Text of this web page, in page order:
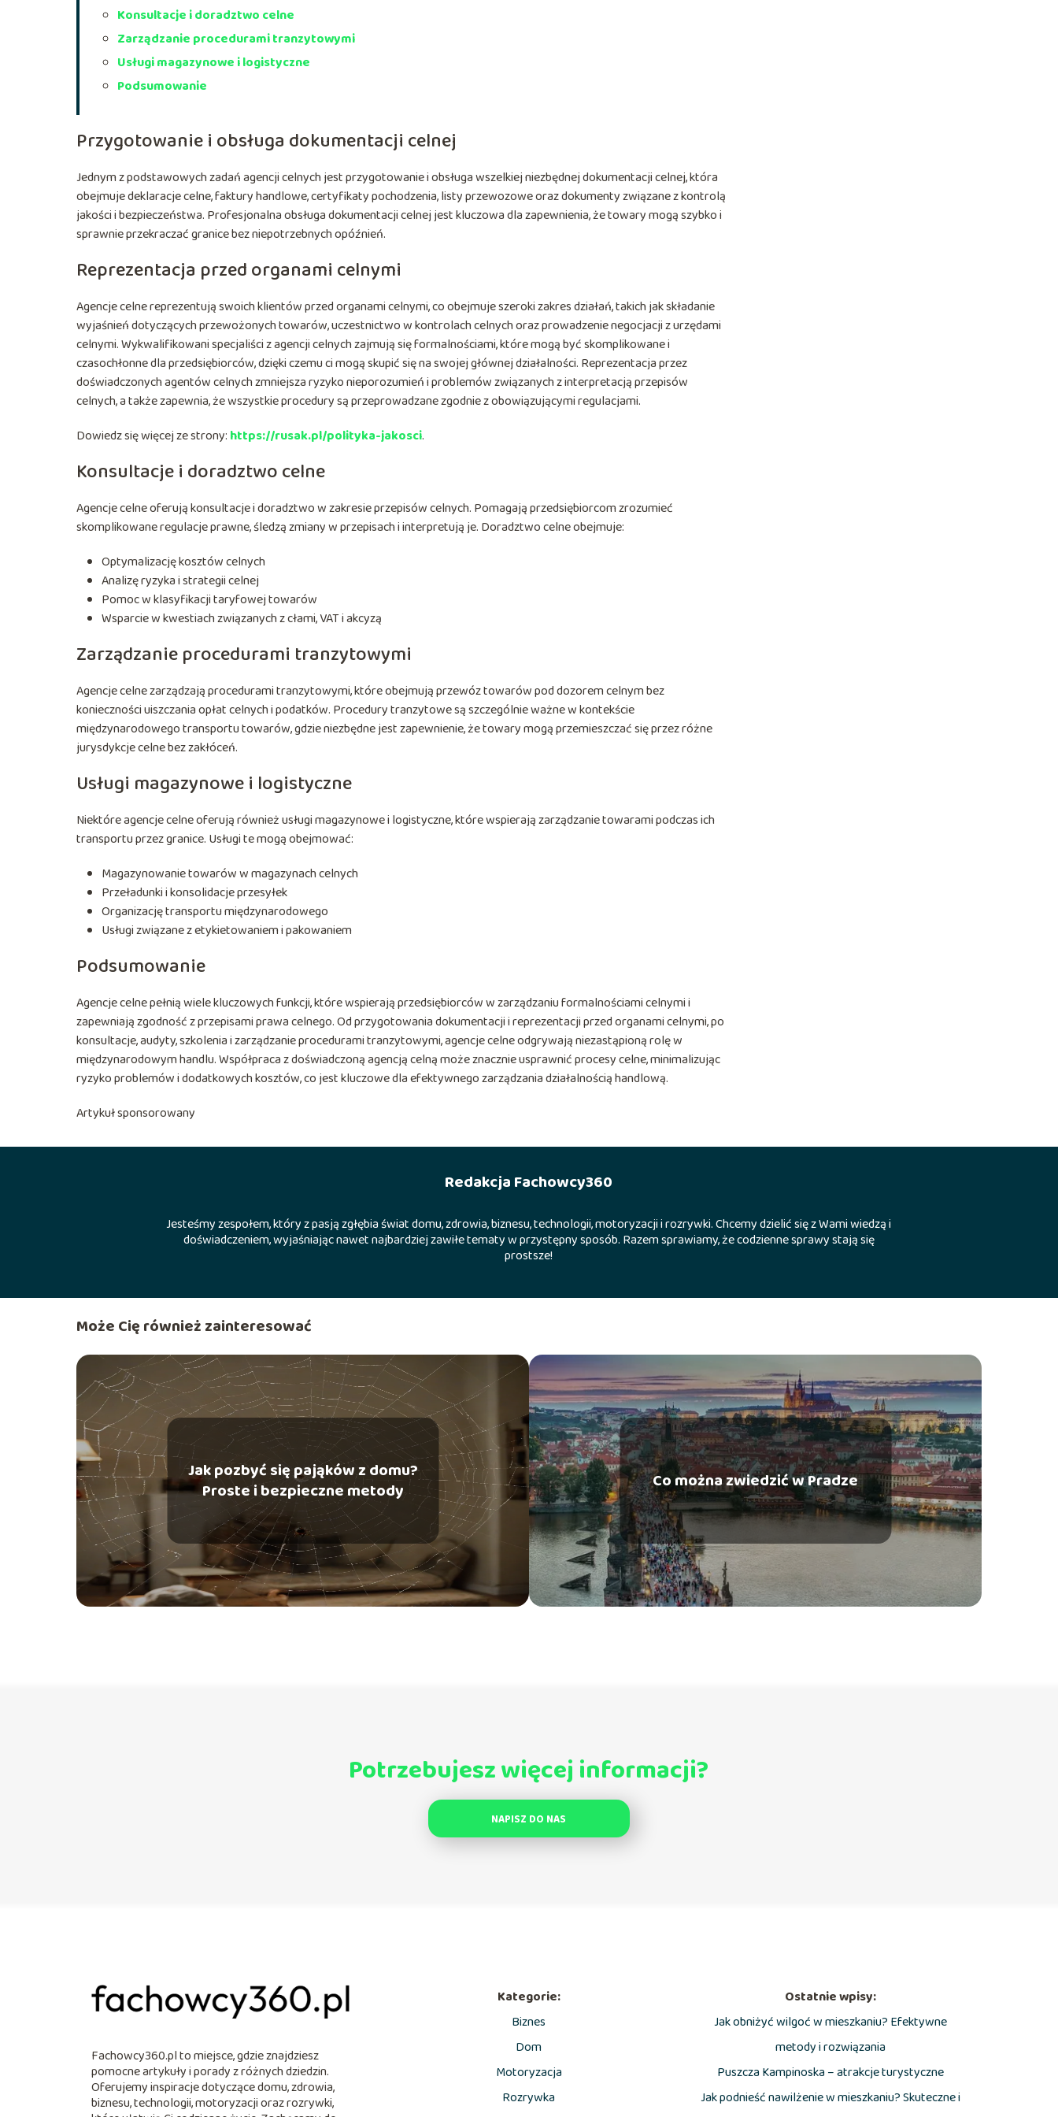
Konsultacje i doradztwo celne
Zarządzanie procedurami tranzytowymi
Usługi magazynowe i logistyczne
Podsumowanie
Przygotowanie i obsługa dokumentacji celnej
Jednym z podstawowych zadań agencji celnych jest przygotowanie i obsługa wszelkiej niezbędnej dokumentacji celnej, która
obejmuje deklaracje celne, faktury handlowe, certyfikaty pochodzenia, listy przewozowe oraz dokumenty związane z kontrolą
jakości i bezpieczeństwa. Profesjonalna obsługa dokumentacji celnej jest kluczowa dla zapewnienia, że towary mogą szybko i
sprawnie przekraczać granice bez niepotrzebnych opóźnień.
Reprezentacja przed organami celnymi
Agencje celne reprezentują swoich klientów przed organami celnymi, co obejmuje szeroki zakres działań, takich jak składanie
wyjaśnień dotyczących przewożonych towarów, uczestnictwo w kontrolach celnych oraz prowadzenie negocjacji z urzędami
celnymi. Wykwalifikowani specjaliści z agencji celnych zajmują się formalnościami, które mogą być skomplikowane i
czasochłonne dla przedsiębiorców, dzięki czemu ci mogą skupić się na swojej głównej działalności. Reprezentacja przez
doświadczonych agentów celnych zmniejsza ryzyko nieporozumień i problemów związanych z interpretacją przepisów
celnych, a także zapewnia, że wszystkie procedury są przeprowadzane zgodnie z obowiązującymi regulacjami.
Dowiedz się więcej ze strony: https://rusak.pl/polityka-jakosci.
Konsultacje i doradztwo celne
Agencje celne oferują konsultacje i doradztwo w zakresie przepisów celnych. Pomagają przedsiębiorcom zrozumieć
skomplikowane regulacje prawne, śledzą zmiany w przepisach i interpretują je. Doradztwo celne obejmuje:
Optymalizację kosztów celnych
Analizę ryzyka i strategii celnej
Pomoc w klasyfikacji taryfowej towarów
Wsparcie w kwestiach związanych z cłami, VAT i akcyzą
Zarządzanie procedurami tranzytowymi
Agencje celne zarządzają procedurami tranzytowymi, które obejmują przewóz towarów pod dozorem celnym bez
konieczności uiszczania opłat celnych i podatków. Procedury tranzytowe są szczególnie ważne w kontekście
międzynarodowego transportu towarów, gdzie niezbędne jest zapewnienie, że towary mogą przemieszczać się przez różne
jurysdykcje celne bez zakłóceń.
Usługi magazynowe i logistyczne
Niektóre agencje celne oferują również usługi magazynowe i logistyczne, które wspierają zarządzanie towarami podczas ich
transportu przez granice. Usługi te mogą obejmować:
Magazynowanie towarów w magazynach celnych
Przeładunki i konsolidacje przesyłek
Organizację transportu międzynarodowego
Usługi związane z etykietowaniem i pakowaniem
Podsumowanie
Agencje celne pełnią wiele kluczowych funkcji, które wspierają przedsiębiorców w zarządzaniu formalnościami celnymi i
zapewniają zgodność z przepisami prawa celnego. Od przygotowania dokumentacji i reprezentacji przed organami celnymi, po
konsultacje, audyty, szkolenia i zarządzanie procedurami tranzytowymi, agencje celne odgrywają niezastąpioną rolę w
międzynarodowym handlu. Współpraca z doświadczoną agencją celną może znacznie usprawnić procesy celne, minimalizując
ryzyko problemów i dodatkowych kosztów, co jest kluczowe dla efektywnego zarządzania działalnością handlową.
Artykuł sponsorowany
Redakcja Fachowcy360
Jesteśmy zespołem, który z pasją zgłębia świat domu, zdrowia, biznesu, technologii, motoryzacji i rozrywki. Chcemy dzielić się z Wami wiedzą i
doświadczeniem, wyjaśniając nawet najbardziej zawiłe tematy w przystępny sposób. Razem sprawiamy, że codzienne sprawy stają się
prostsze!
Może Cię również zainteresować
Jak pozbyć się pająków z domu?
Proste i bezpieczne metody
Co można zwiedzić w Pradze
Potrzebujesz więcej informacji?
NAPISZ DO NAS
Fachowcy360.pl to miejsce, gdzie znajdziesz
pomocne artykuły i porady z różnych dziedzin.
Oferujemy inspiracje dotyczące domu, zdrowia,
biznesu, technologii, motoryzacji oraz rozrywki,
Kategorie:
Biznes
Dom
Motoryzacja
Rozrywka
Ostatnie wpisy:
Jak obniżyć wilgoć w mieszkaniu? Efektywne
metody i rozwiązania
Puszcza Kampinoska – atrakcje turystyczne
Jak podnieść nawilżenie w mieszkaniu? Skuteczne i